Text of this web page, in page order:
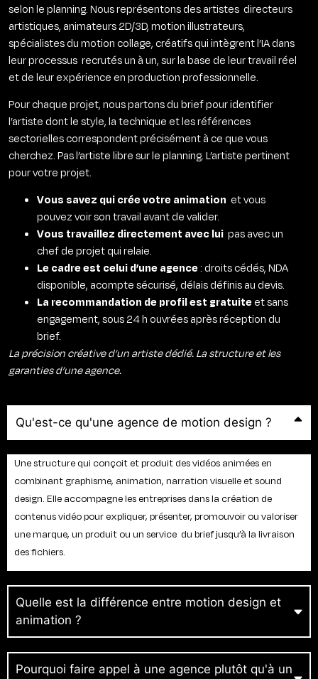
selon le planning. Nous représentons des artistes directeurs
artistiques, animateurs 2D/3D, motion illustrateurs,
spécialistes du motion collage, créatifs qui intègrent l’IA dans
leur processus recrutés un à un, sur la base de leur travail réel
et de leur expérience en production professionnelle.
Pour chaque projet, nous partons du brief pour identifier
l’artiste dont le style, la technique et les références
sectorielles correspondent précisément à ce que vous
cherchez. Pas l’artiste libre sur le planning. L’artiste pertinent
pour votre projet.
Vous savez qui crée votre animation et vous
pouvez voir son travail avant de valider.
Vous travaillez directement avec lui pas avec un
chef de projet qui relaie.
Le cadre est celui d’une agence: droits cédés, NDA
disponible, acompte sécurisé, délais définis au devis.
La recommandation de profil est gratuiteet sans
engagement, sous 24 h ouvrées après réception du
brief.
La précision créative d’un artiste dédié. La structure et les
garanties d’une agence.
Qu'est-ce qu'une agence de motion design ?
Une structure qui conçoit et produit des vidéos animées en
combinant graphisme, animation, narration visuelle et sound
design. Elle accompagne les entreprises dans la création de
contenus vidéo pour expliquer, présenter, promouvoir ou valoriser
une marque, un produit ou un service du brief jusqu’à la livraison
des fichiers.
Quelle est la différence entre motion design et
animation ?
Pourquoi faire appel à une agence plutôt qu'à un